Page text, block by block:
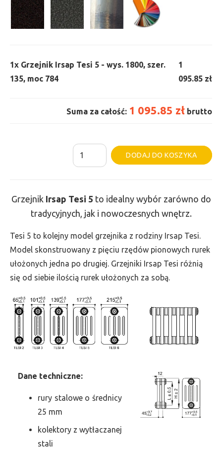
1x Grzejnik Irsap Tesi 5 - wys. 1800, szer.
135, moc 784
1
095.85 zł
Suma za całość: 1 095.85 zł brutto
ilość
Grzejnik
-
wys.
1800,
szer.
135,
784
DODAJ DO KOSZYKA
Grzejnik Irsap Tesi 5 to idealny wybór zarówno do
tradycyjnych, jak i nowoczesnych wnętrz.
Tesi 5 to kolejny model grzejnika z rodziny Irsap Tesi.
Model skonstruowany z pięciu rzędów pionowych rurek
ułożonych jedna po drugiej. Grzejniki Irsap Tesi różnią
się od siebie ilością rurek ułożonych za sobą.
Dane techniczne:
rury stalowe o średnicy
25 mm
kolektory z wytłaczanej
stali